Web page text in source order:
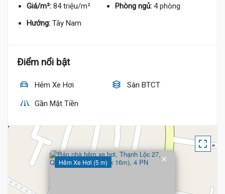
Giá/m²: 84 triệu/m² Phòng ngủ: 4 phòng
Hướng: Tây Nam
Điểm nổi bật
Hẻm Xe Hơi Sàn BTCT
Gần Mặt Tiền
Hẻm Xe Hơi (5 m) ×